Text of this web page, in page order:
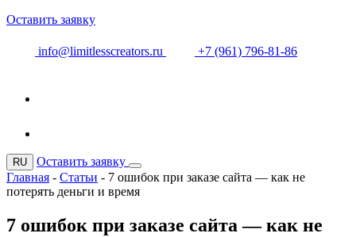
Оставить заявку
info@limitlesscreators.ru +7 (961) 796-81-86
RU
Оставить заявку
Главная - Статьи - 7 ошибок при заказе сайта — как не
потерять деньги и время
7 ошибок при заказе сайта — как не